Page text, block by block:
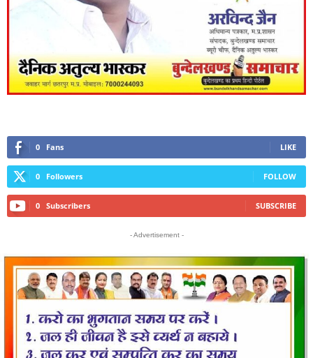
0 Fans LIKE
0 Followers FOLLOW
0 Subscribers SUBSCRIBE
- Advertisement -